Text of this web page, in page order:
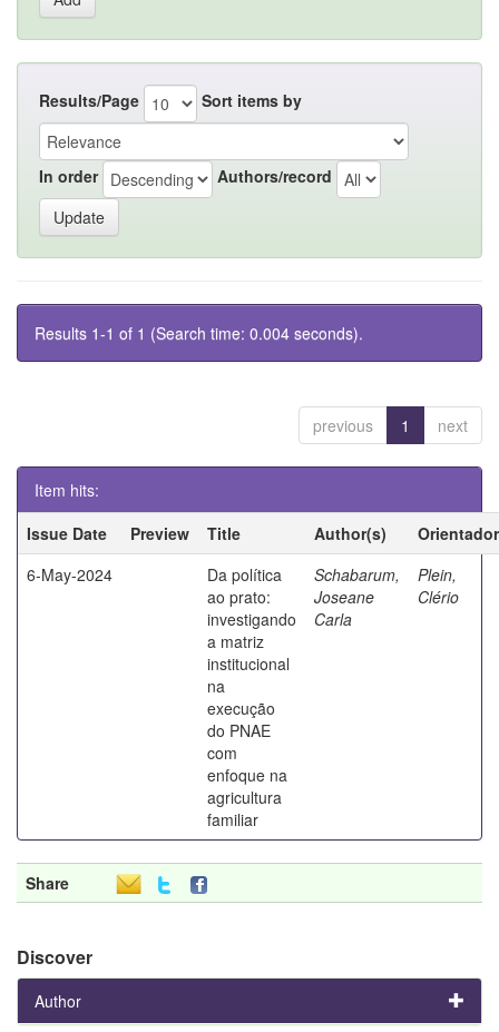
Results/Page Sort items by
In order Authors/record
Results 1-1 of 1 (Search time: 0.004 seconds).
previous 1 next
Item hits:
Issue Date
Preview Title Author(s)
Orientador
6-May-2024
Da política
ao prato:
investigando
a matriz
institucional
na
execução
do PNAE
com
enfoque na
agricultura
familiar
Schabarum,
Joseane
Carla
Plein,
Clério
Share
Discover
Author